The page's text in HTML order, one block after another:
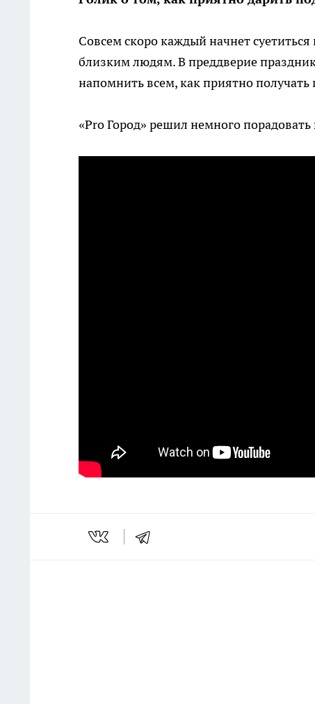
Совсем скоро каждый начнет
близким людям. В преддверие
напомнить всем, как приятно получать
«Pro Город» решил немного